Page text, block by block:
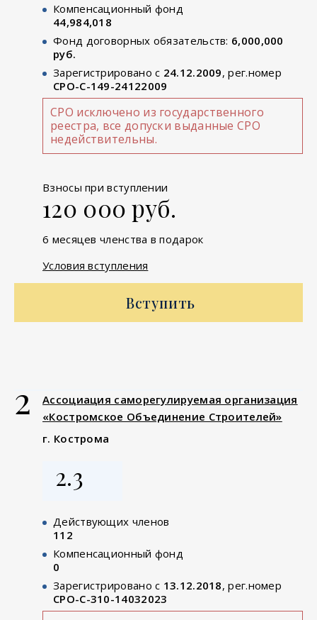
Компенсационный фонд
44,984,018
Фонд договорных обязательств: 6,000,000
руб.
Зарегистрировано с 24.12.2009, рег.номер
СРО-С-149-24122009
СРО исключено из государственного
реестра, все допуски выданные СРО
недействительны.
Взносы при вступлении
120 000 руб.
6 месяцев членства в подарок
Условия вступления
Вступить
2
Ассоциация саморегулируемая организация
«Костромское Объединение Строителей»
г. Кострома
2.3
Действующих членов
112
Компенсационный фонд
0
Зарегистрировано с 13.12.2018, рег.номер
СРО-С-310-14032023